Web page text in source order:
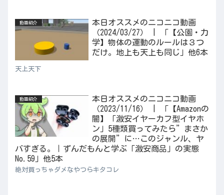
動画紹介
本日オススメのニコニコ動画
（2024/03/27） | 「【公園・力
学】物体の運動のルールは３つ
だけ。地上も天上も同じ」他6本
天上天下
動画紹介
本日オススメのニコニコ動画
（2023/11/16） | 「【Amazonの
闇】「激安イヤーカフ型イヤホ
ン」5種類買ってみたら”まさか
の展開”に…このジャンル、ヤ
バすぎる。｜ずんだもんと学ぶ「激安商品」の実態
No.59」他5本
絶対買っちゃダメなやつらキタコレ